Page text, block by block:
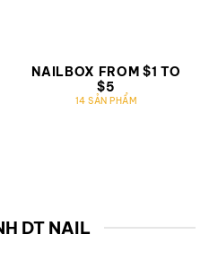
NAILBOX FROM $1 TO
$5
14 SẢN PHẨM
DT NAIL